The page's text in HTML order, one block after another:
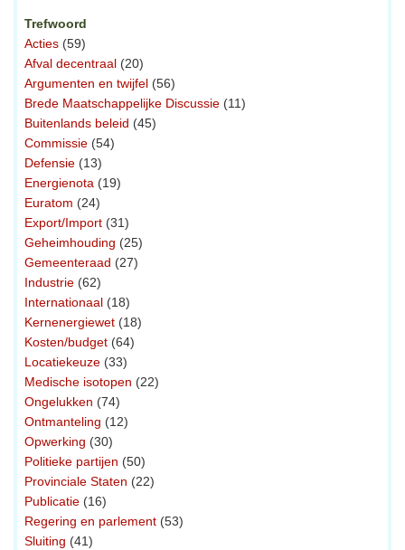
Trefwoord
Acties (59)
Afval decentraal (20)
Argumenten en twijfel (56)
Brede Maatschappelijke Discussie (11)
Buitenlands beleid (45)
Commissie (54)
Defensie (13)
Energienota (19)
Euratom (24)
Export/Import (31)
Geheimhouding (25)
Gemeenteraad (27)
Industrie (62)
Internationaal (18)
Kernenergiewet (18)
Kosten/budget (64)
Locatiekeuze (33)
Medische isotopen (22)
Ongelukken (74)
Ontmanteling (12)
Opwerking (30)
Politieke partijen (50)
Provinciale Staten (22)
Publicatie (16)
Regering en parlement (53)
Sluiting (41)